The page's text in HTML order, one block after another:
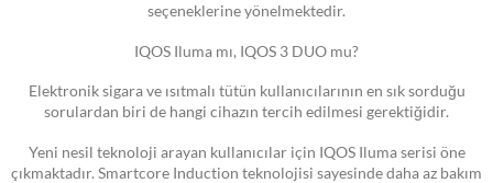
seçeneklerine yönelmektedir.
IQOS Iluma mı, IQOS 3 DUO mu?
Elektronik sigara ve ısıtmalı tütün kullanıcılarının en sık sorduğu
sorulardan biri de hangi cihazın tercih edilmesi gerektiğidir.
Yeni nesil teknoloji arayan kullanıcılar için IQOS Iluma serisi öne
çıkmaktadır. Smartcore Induction teknolojisi sayesinde daha az bakım